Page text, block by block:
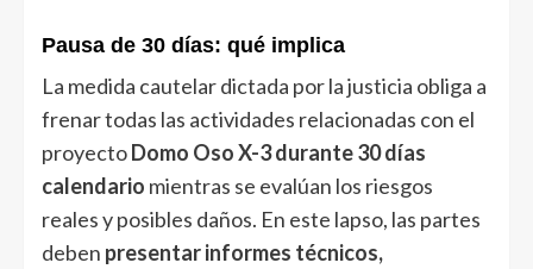
Pausa de 30 días: qué implica
La medida cautelar dictada por la justicia obliga a
frenar todas las actividades relacionadas con el
proyectoDomo Oso X-3 durante 30 días
calendario mientras se evalúan los riesgos
reales y posibles daños. En este lapso, las partes
deben presentar informes técnicos,